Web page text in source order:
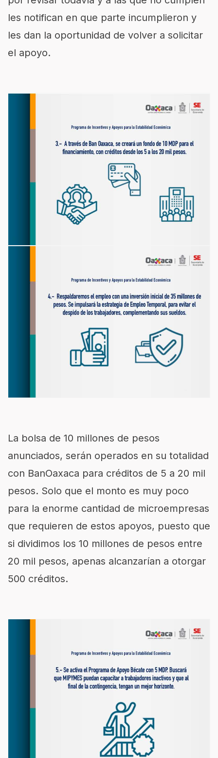
les notifican en que parte incumplieron y
les dan la oportunidad de volver a solicitar
el apoyo.
La bolsa de 10 millones de pesos
anunciados, serán operados en su totalidad
con BanOaxaca para créditos de 5 a 20 mil
pesos. Solo que el monto es muy poco
para la enorme cantidad de microempresas
que requieren de estos apoyos, puesto que
si dividimos los 10 millones de pesos entre
20 mil pesos, apenas alcanzarían a otorgar
500 créditos.